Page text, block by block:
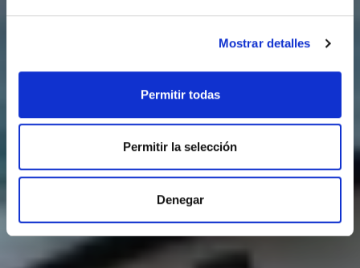
Mostrar detalles
Permitir todas
Permitir la selección
Denegar